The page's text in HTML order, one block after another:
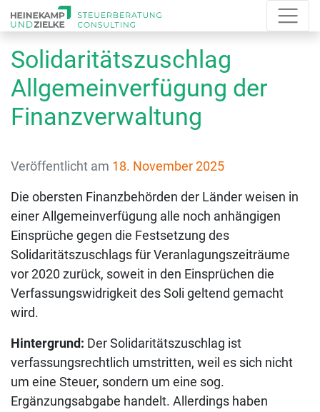
Solidaritätszuschlag
Allgemeinverfügung der
Finanzverwaltung
Veröffentlicht am 18. November 2025
Die obersten Finanzbehörden der Länder weisen in
einer Allgemeinverfügung alle noch anhängigen
Einsprüche gegen die Festsetzung des
Solidaritätszuschlags für Veranlagungszeiträume
vor 2020 zurück, soweit in den Einsprüchen die
Verfassungswidrigkeit des Soli geltend gemacht
wird.
Hintergrund: Der Solidaritätszuschlag ist
verfassungsrechtlich umstritten, weil es sich nicht
um eine Steuer, sondern um eine sog.
Ergänzungsabgabe handelt. Allerdings haben